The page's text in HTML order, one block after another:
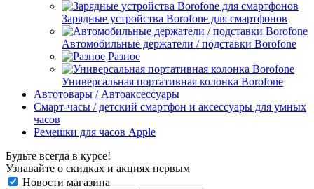
Зарядные устройства Borofone для смартфонов
Автомобильные держатели / подставки Borofone
Разное
Универсальная портативная колонка Borofone
Автотовары / Автоаксессуары
Смарт-часы / детский смартфон и аксессуары для умных
часов
Ремешки для часов Apple
Будьте всегда в курсе!
Узнавайте о скидках и акциях первым
Новости магазина